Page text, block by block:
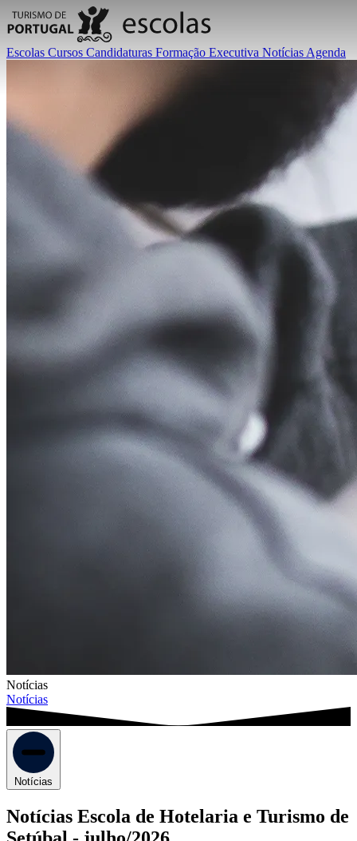
Escolas Cursos Candidaturas Formação Executiva Notícias Agenda
Notícias
Notícias
Notícias
Notícias Escola de Hotelaria e Turismo de